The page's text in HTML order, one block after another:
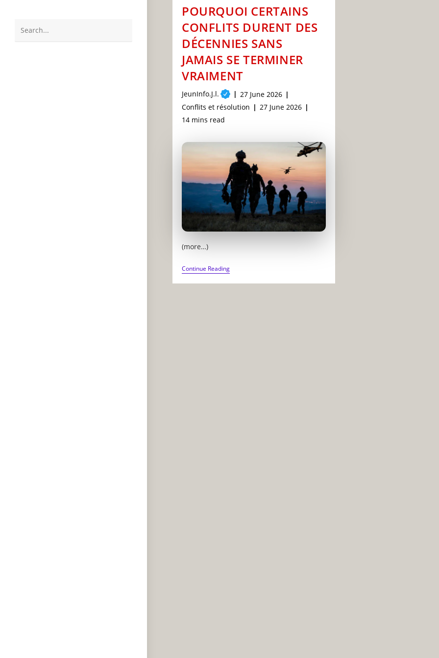
POURQUOI CERTAINS
CONFLITS DURENT DES
DÉCENNIES SANS
JAMAIS SE TERMINER
VRAIMENT
Post
author:
JeunInfo.J.l.
Post
published:
27 June 2026
Post
category:
Conflits et résolution
Post
27 June 2026
Reading
14 mins read
(more…)
Continue ReadingPOURQUOI
CERTAINS
CONFLITS